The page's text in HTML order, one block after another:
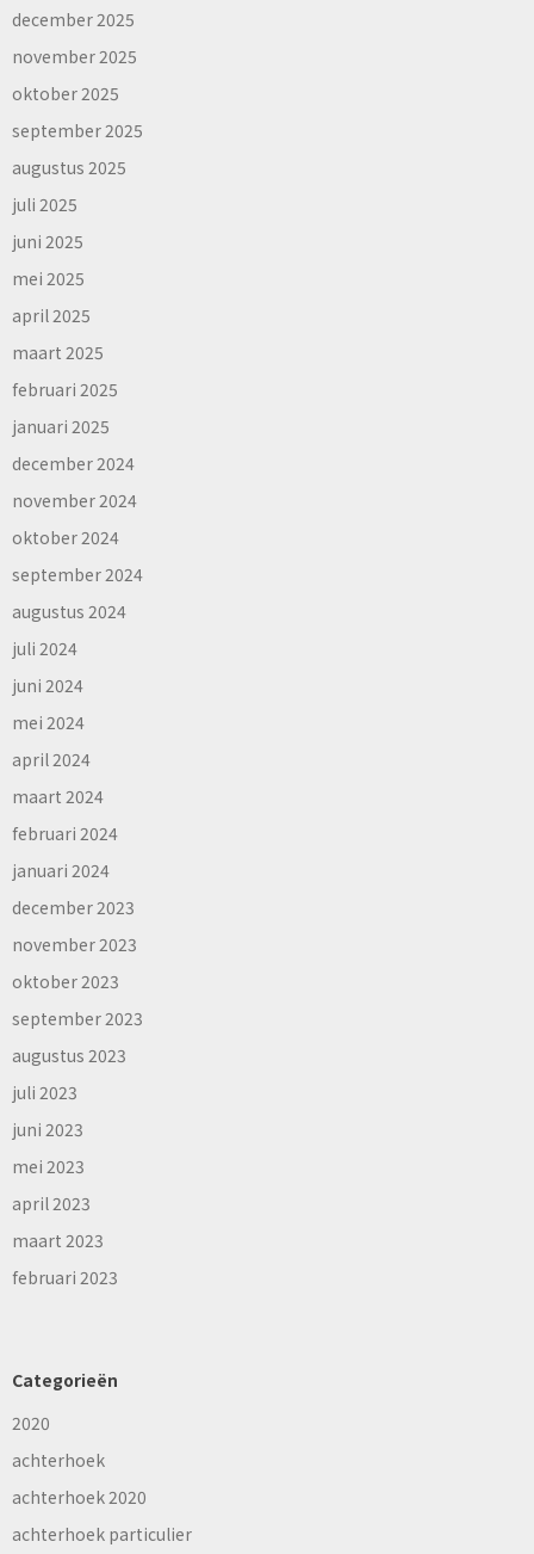
december 2025
november 2025
oktober 2025
september 2025
augustus 2025
juli 2025
juni 2025
mei 2025
april 2025
maart 2025
februari 2025
januari 2025
december 2024
november 2024
oktober 2024
september 2024
augustus 2024
juli 2024
juni 2024
mei 2024
april 2024
maart 2024
februari 2024
januari 2024
december 2023
november 2023
oktober 2023
september 2023
augustus 2023
juli 2023
juni 2023
mei 2023
april 2023
maart 2023
februari 2023
Categorieën
2020
achterhoek
achterhoek 2020
achterhoek particulier